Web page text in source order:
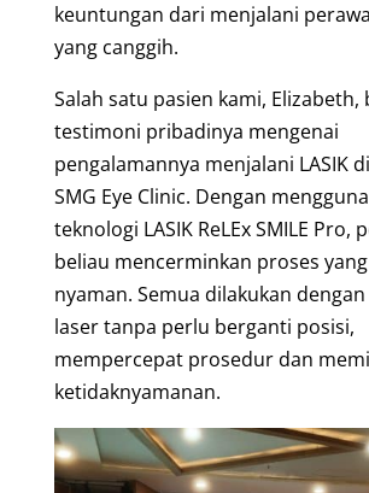
keuntungan dari menjalani
yang canggih.
Salah satu pasien kami, Elizabeth,
testimoni pribadinya mengenai
pengalamannya menjalani LASIK
SMG Eye Clinic. Dengan
teknologi LASIK ReLEx SMILE Pro,
beliau mencerminkan proses
nyaman. Semua dilakukan
laser tanpa perlu berganti posisi,
mempercepat prosedur dan
ketidaknyamanan.